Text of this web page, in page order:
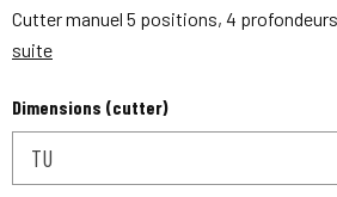
Cutter manuel 5 positions, 4
suite
Dimensions (cutter)
TU